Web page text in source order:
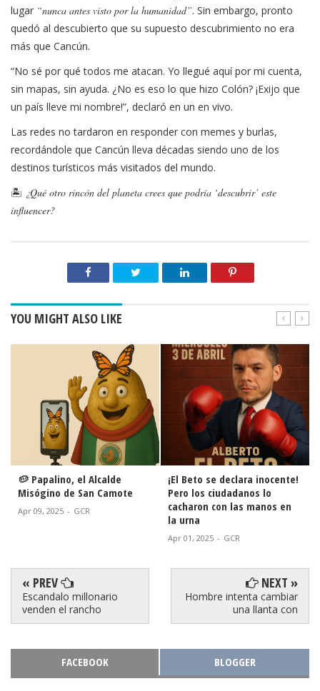
lugar “nunca antes visto por la humanidad”. Sin embargo, pronto
quedó al descubierto que su supuesto descubrimiento no era
más que Cancún.
“No sé por qué todos me atacan. Yo llegué aquí por mi cuenta,
sin mapas, sin ayuda. ¿No es eso lo que hizo Colón? ¡Exijo que
un país lleve mi nombre!”, declaró en un en vivo.
Las redes no tardaron en responder con memes y burlas,
recordándole que Cancún lleva décadas siendo uno de los
destinos turísticos más visitados del mundo.
🏝️ ¿Qué otro rincón del planeta crees que podría ‘descubrir’ este
influencer?
YOU MIGHT ALSO LIKE
🥔 Papalino, el Alcalde
Misógino de San Camote
Apr 09, 2025 - GCR
¡El Beto se declara inocente!
Pero los ciudadanos lo
cacharon con las manos en
la urna
Apr 01, 2025 - GCR
« PREV
Escandalo millonario
venden el rancho
NEXT »
Hombre intenta cambiar
una llanta con
FACEBOOK BLOGGER